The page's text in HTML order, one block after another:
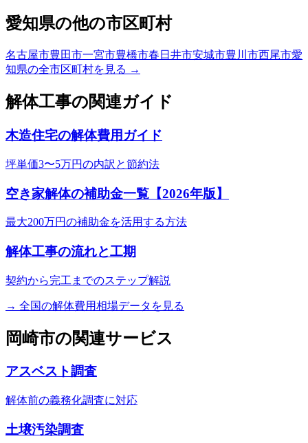
愛知県の他の市区町村
名古屋市豊田市一宮市豊橋市春日井市安城市豊川市西尾市愛
知県の全市区町村を見る →
解体工事の関連ガイド
木造住宅の解体費用ガイド
坪単価3〜5万円の内訳と節約法
空き家解体の補助金一覧【2026年版】
最大200万円の補助金を活用する方法
解体工事の流れと工期
契約から完工までのステップ解説
→ 全国の解体費用相場データを見る
岡崎市の関連サービス
アスベスト調査
解体前の義務化調査に対応
土壌汚染調査